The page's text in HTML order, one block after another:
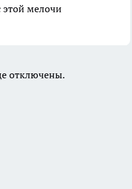
этой мелочи
отключены.